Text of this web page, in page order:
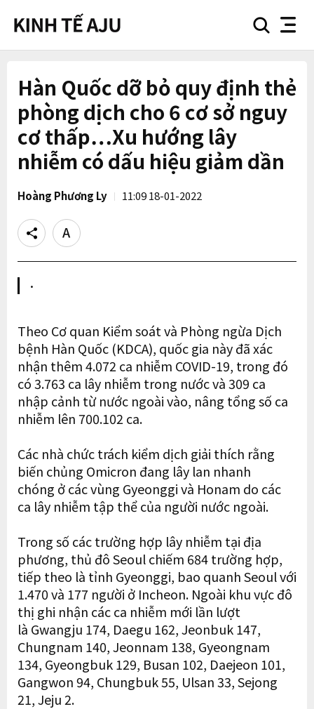
searchnav
Hàn Quốc dỡ bỏ quy định thẻ
phòng dịch cho 6 cơ sở nguy
cơ thấp…Xu hướng lây
nhiễm có dấu hiệu giảm dần
Hoàng Phương Ly 11:09 18-01-2022
Share
Text
size
·
Theo Cơ quan Kiểm soát và Phòng ngừa Dịch
bệnh Hàn Quốc (KDCA), quốc gia này đã xác
nhận thêm 4.072 ca nhiễm COVID-19, trong đó
có 3.763 ca lây nhiễm trong nước và 309 ca
nhập cảnh từ nước ngoài vào, nâng tổng số ca
nhiễm lên 700.102 ca.
Các nhà chức trách kiểm dịch giải thích rằng
biến chủng Omicron đang lây lan nhanh
chóng ở các vùng Gyeonggi và Honam do các
ca lây nhiễm tập thể của người nước ngoài.
Trong số các trường hợp lây nhiễm tại địa
phương, thủ đô Seoul chiếm 684 trường hợp,
tiếp theo là tỉnh Gyeonggi, bao quanh Seoul với
1.470 và 177 người ở Incheon. Ngoài khu vực đô
thị ghi nhận các ca nhiễm mới lần lượt
là Gwangju 174, Daegu 162, Jeonbuk 147,
Chungnam 140, Jeonnam 138, Gyeongnam
134, Gyeongbuk 129, Busan 102, Daejeon 101,
Gangwon 94, Chungbuk 55, Ulsan 33, Sejong
21, Jeju 2.